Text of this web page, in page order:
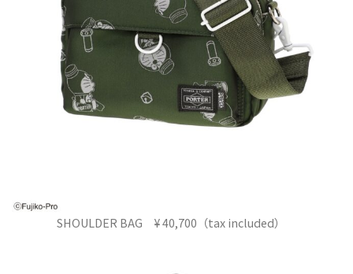
SHOULDER BAG ¥ 40,700（tax included）